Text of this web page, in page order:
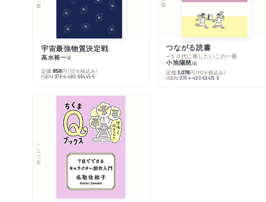
宇宙最強物質決定戦
高水裕一著
定価:858円 （10％税込み）
ISBN:978-4-480-68445-5
つながる読書
─１０代に推したいこの一冊
小池陽慈編
定価:1,078円 （10％税込み）
ISBN:978-4-480-68476-9
シリーズ・全集